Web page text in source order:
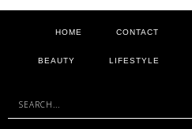
HOME CONTACT
BEAUTY LIFESTYLE